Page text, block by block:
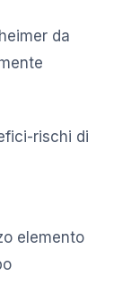
da
rischi di
elemento